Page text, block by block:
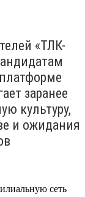
«ТЛК-
заранее
культуру,
и ожидания
сеть